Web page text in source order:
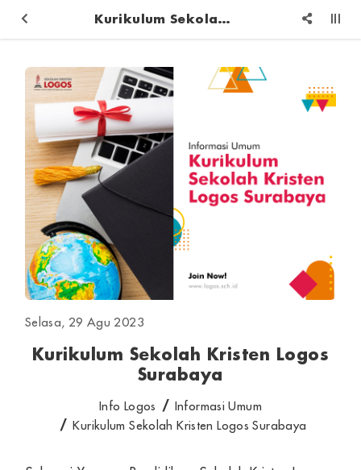
Kurikulum Sekolah Kristen Logos Surabaya
Selasa, 29 Agu 2023
Kurikulum Sekolah Kristen Logos
Surabaya
Info Logos
Informasi Umum
Kurikulum Sekolah Kristen Logos Surabaya